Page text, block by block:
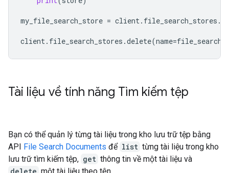
my_file_search_store = client. file_search_stores .
client. file_search_stores .delete(name=
Tài liệu về tính năng Tìm kiếm tệp
Bạn có thể quản lý từng tài liệu trong kho lưu trữ tệp bằng
API File Search Documents để list từng tài liệu trong kho
lưu trữ tìm kiếm tệp, get thông tin về một tài liệu và